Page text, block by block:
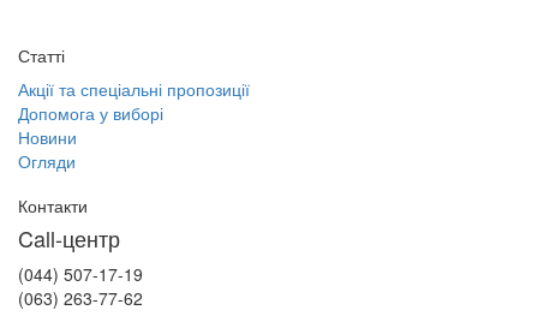
Статті
Акції та спеціальні пропозиції
Допомога у виборі
Новини
Огляди
Контакти
Call-центр
(044) 507-17-19
(063) 263-77-62